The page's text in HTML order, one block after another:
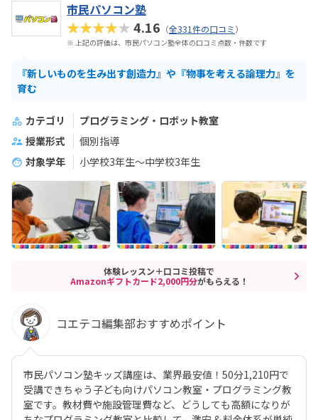
市民パソコン塾
★★★★★4.16 （全331件の口コミ）
※ 上記の評価は、市民パソコン塾全体の口コミ点数・件数です
『新しいものを生み出す創造力』や『物事を考える論理力』を
育む
カテゴリ
プログラミング・ロボット教室
授業形式
個別指導
対象学年
小学校3年生～中学校3年生
体験レッスン＋口コミ投稿で
Amazonギフトカード2,000円分がもらえる！
コエテコ編集部おすすめポイント
市民パソコン塾キッズ講座は、業界最安値！50分1,210円で
受講できちゃう子ども向けパソコン教室・プログラミング教
室です。教材費や施設管理費など、どうしても高額になりが